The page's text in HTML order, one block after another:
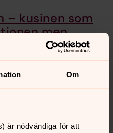
Om
är nödvändiga för att
– kusinen som
men
vår historia in i